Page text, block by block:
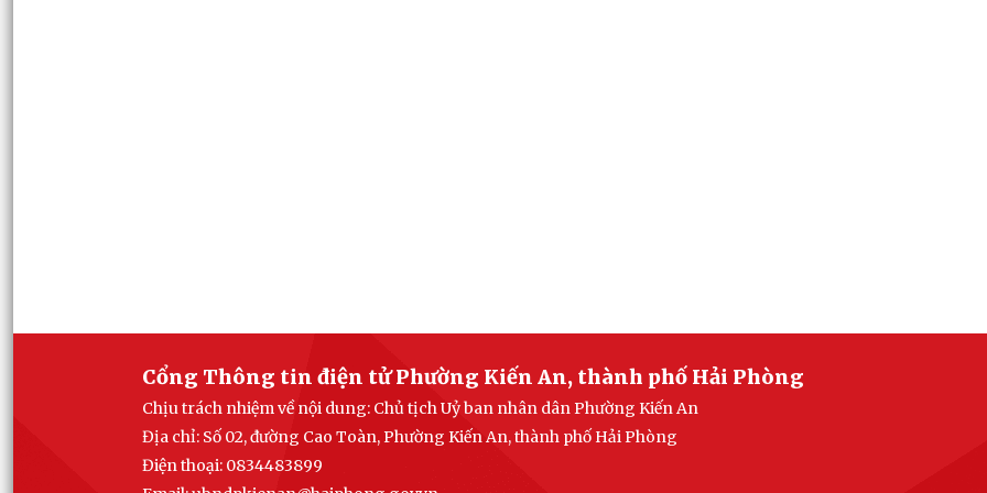
Cổng Thông tin điện tử Phường Kiến An, thành phố Hải Phòng
Chịu trách nhiệm về nội dung: Chủ tịch Uỷ ban nhân dân Phường Kiến An
Địa chỉ: Số 02, đường Cao Toàn, Phường Kiến An, thành phố Hải Phòng
Điện thoại: 0834483899